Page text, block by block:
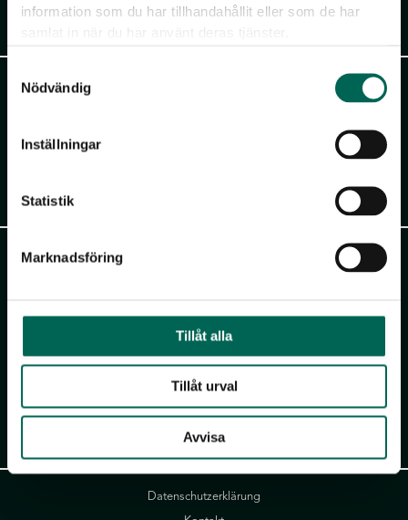
information som du har tillhandahållit eller som de har
samlat in när du har använt deras tjänster.
Nödvändig
Inställningar
Statistik
Marknadsföring
Tillåt alla
Tillåt urval
Avvisa
Akustikmiljö AB
David Design AB |
Norco Interior AB |
norcointerior.com
Norco Hospitality |norcohospitality.com
Loopshop | loopshop.se
Club of Sport |clubofsport.se
Datenschutzerklärung